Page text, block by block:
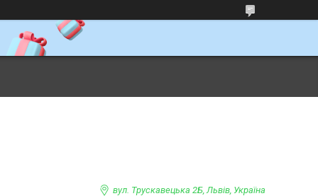
вул. Трускавецька 2Б, Львів, Україна